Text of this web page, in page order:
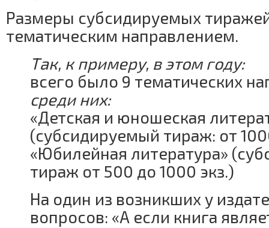
Размеры субсидируемых
тематическим направлением.
Так, к примеру, в этом году:
всего было 9 тематических
среди них:
«Детская и юношеская
(субсидируемый тираж: от
«Юбилейная литература»
тираж от 500 до 1000 экз.)
На один из возникших у
вопросов: «А если книга